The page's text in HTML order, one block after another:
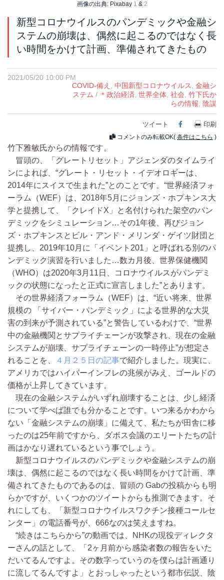
画像の出典: Pixabay 1 & 2
新型コロナウイルスのパンデミックや金融シ
ステムの崩壊は、偶然に起こるのではなく長
い時間をかけて計画、準備されてきたもの
2021/05/20 10:00 PM
COVID-備え , 中国新型コロナウイルス, 金融シ
ステム / ＊政治経済, 世界全体, 社会, 竹下氏か
らの情報, 陰謀
ツイート Facebook
印刷
コメントのみ転載OK( 条件はこちら )
竹下雅敏氏からの情報です。
冒頭の、「グレートリセット」アジェンダのタイムライ
ンによれば、“グレート・リセット・イデオロギーは、
2014年にスイスで生まれた”とのことです。“世界経済フォ
ーラム（WEF）は、2018年5月にジョンズ・ホプキンス大
学と提携して、「クレイドX」と名付けられた架空のパン
デミックをシミュレーション…その1年後、再びジョン
ズ・ホプキンスとビル・アンド・メリンダ・ゲイツ財団と
提携し、2019年10月に「イベント201」と呼ばれる別のパ
ンデミック演習を行いました…数カ月後、世界保健機関
（WHO）は2020年3月11日、コロナウイルスがパンデミ
ックの状態になったと正式に宣言しました”とあります。
その世界経済フォーラム（WEF）は、“近い将来、世界
規模の 「サイバー・パンデミック」による世界的な大災
害の到来が予測されている”と警告しているわけで、“世界
中の金融機関とサプライチェーンが攻撃され、現在の金融
システムが崩壊、サプライチェーンの一時停止”が想定さ
れることを、
４月２５日の記事で紹介しました。現実に、
アメリカではハイパーインフレの兆候がみえ、ゴールドの
価格が上昇してきています。
現在の金融システムがいずれ崩壊することは、少し経済
について学べば誰でも分かることです。いつ来るかわから
ない「金融システムの崩壊」に備えて、私たちが田舎に移
ったのは25年前ですから、ダボス会議のエリートたちの計
画はかなり遅れているという事でしょう。
新型コロナウイルスのパンデミックや金融システムの崩
壊は、偶然に起こるのではなく長い時間をかけて計画、準
備されてきたものであるのは、冒頭の Gabの投稿からも明
らかですが、いくつかのツイートからも推測できます。そ
れにしても、「新型コロナウイルスワクチン接種コールセ
ンター」の電話番号が、666なのは笑えますね。
“続きはこちらから”の動画では、NHKの現役ディレクタ
ーさんの話として、「2ヶ月前から感染者数の報告をいた
だいてるんですよ。その数字っていうのを僕らは計画通り
に流してるんですよ」とおっしゃったという都市伝説、陰